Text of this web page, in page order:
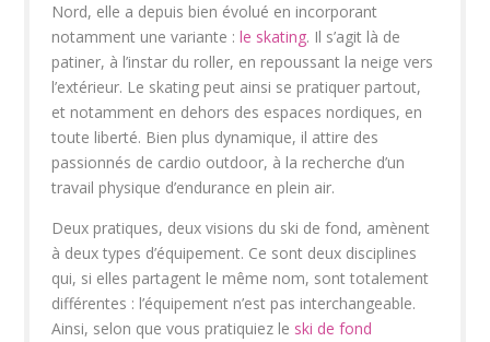
Nord, elle a depuis bien évolué en incorporant
notamment une variante :le skating. Il s’agit là de
patiner, à l’instar du roller, en repoussant la neige vers
l’extérieur. Le skating peut ainsi se pratiquer partout,
et notamment en dehors des espaces nordiques, en
toute liberté. Bien plus dynamique, il attire des
passionnés de cardio outdoor, à la recherche d’un
travail physique d’endurance en plein air.
Deux pratiques, deux visions du ski de fond, amènent
à deux types d’équipement. Ce sont deux disciplines
qui, si elles partagent le même nom, sont totalement
différentes : l’équipement n’est pas interchangeable.
Ainsi, selon que vous pratiquiez le ski de fond